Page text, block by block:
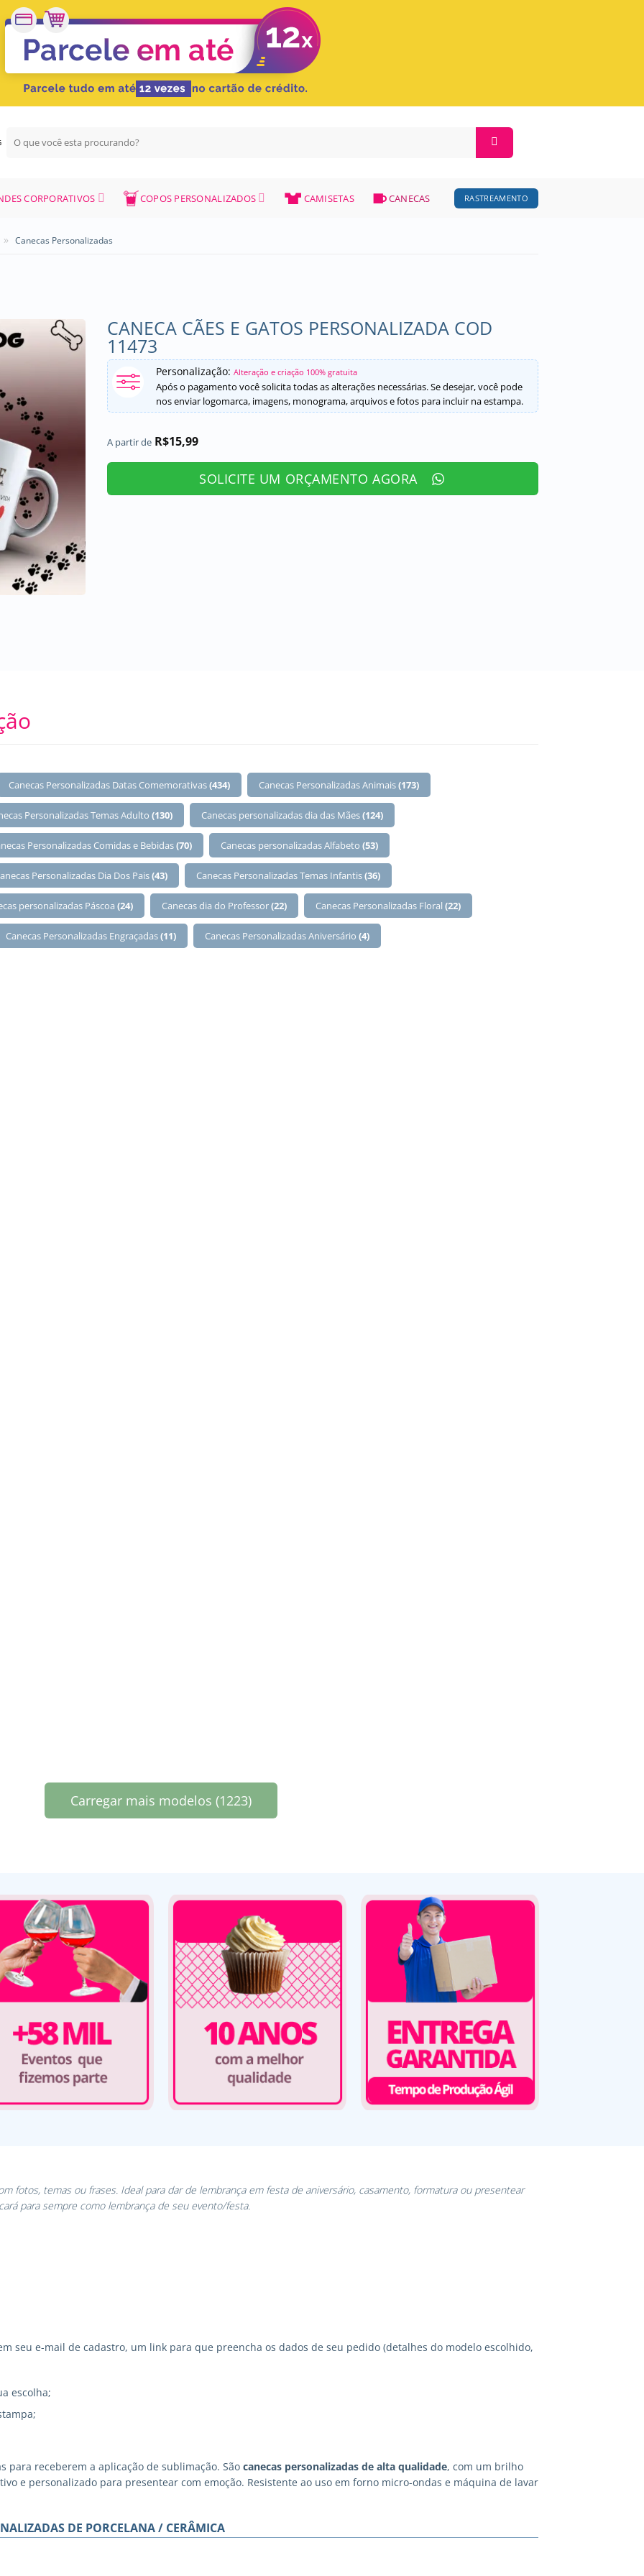
por:
CORPORATIVOS COPOS PERSONALIZADOS CAMISETAS CANECAS RASTREAMENTO
» Canecas Personalizadas
CANECA CÃES E GATOS PERSONALIZADA COD
11473
Personalização: Alteração e criação 100% gratuita
Após o pagamento você solicita todas as alterações necessárias. Se desejar, você pode
nos enviar logomarca, imagens, monograma, arquivos e fotos para incluir na estampa.
A partir de R$15,99
SOLICITE UM ORÇAMENTO AGORA
Canecas Personalizadas Datas Comemorativas(434) Canecas Personalizadas Animais(173)
Personalizadas Temas Adulto (130) Canecas personalizadas dia das Mães(124)
Personalizadas Comidas e Bebidas(70) Canecas personalizadas Alfabeto (53)
Personalizadas Dia Dos Pais(43) Canecas Personalizadas Temas Infantis(36)
personalizadas Páscoa (24) Canecas dia do Professor(22) Canecas Personalizadas Floral (22)
Canecas Personalizadas Engraçadas(11) Canecas Personalizadas Aniversário (4)
Carregar mais modelos (1223)
fotos, temas ou frases. Ideal para dar de lembrança em festa de aniversário, casamento, formatura ou presentear
para sempre como lembrança de seu evento/festa.
seu e-mail de cadastro, um link para que preencha os dados de seu pedido (detalhes do modelo escolhido,
escolha;
para receberem a aplicação de sublimação. São canecas personalizadas de alta qualidade, com um brilho
e personalizado para presentear com emoção. Resistente ao uso em forno micro-ondas e máquina de lavar
DE PORCELANA / CERÂMICA